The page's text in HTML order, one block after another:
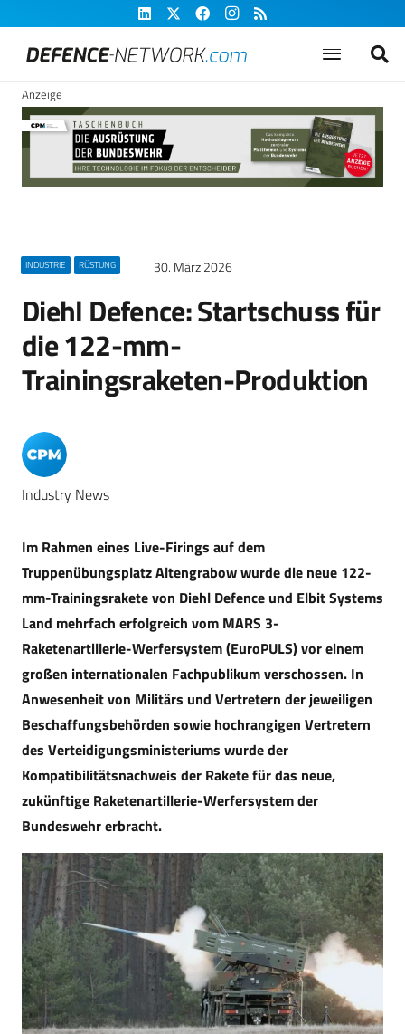
Anzeige
INDUSTRIE RÜSTUNG 30. März 2026
Diehl Defence: Startschuss für
die 122-mm-
Trainingsraketen-Produktion
Industry News
Im Rahmen eines Live-Firings auf dem
Truppenübungsplatz Altengrabow wurde die neue 122-
mm-Trainingsrakete von Diehl Defence und Elbit Systems
Land mehrfach erfolgreich vom MARS 3-
Raketenartillerie-Werfersystem (EuroPULS) vor einem
großen internationalen Fachpublikum verschossen. In
Anwesenheit von Militärs und Vertretern der jeweiligen
Beschaffungsbehörden sowie hochrangigen Vertretern
des Verteidigungsministeriums wurde der
Kompatibilitätsnachweis der Rakete für das neue,
zukünftige Raketenartillerie-Werfersystem der
Bundeswehr erbracht.